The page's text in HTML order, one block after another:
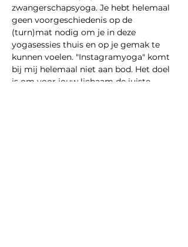
zwangerschapsyoga. Je hebt helemaal
geen voorgeschiedenis op de
(turn)mat nodig om je in deze
yogasessies thuis en op je gemak te
kunnen voelen. "Instagramyoga" komt
bij mij helemaal niet aan bod. Het doel
is om voor jouw lichaam de juiste